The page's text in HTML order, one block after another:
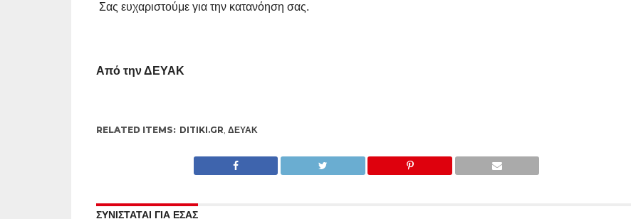
Σας ευχαριστούμε για την κατανόηση σας.
Από την ΔΕΥΑΚ
RELATED ITEMS: DITIKI.GR, ΔΕΥΑΚ
ΣΥΝΙΣΤΑΤΑΙ ΓΙΑ ΕΣΑΣ